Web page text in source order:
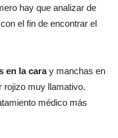
hay que analizar de
el fin de encontrar el
en la caray manchas en
rojizo muy llamativo.
médico más